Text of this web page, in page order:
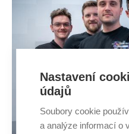
Nastavení
údajů
Soubory cookie
a analýze informací o